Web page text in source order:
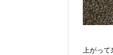
上がって